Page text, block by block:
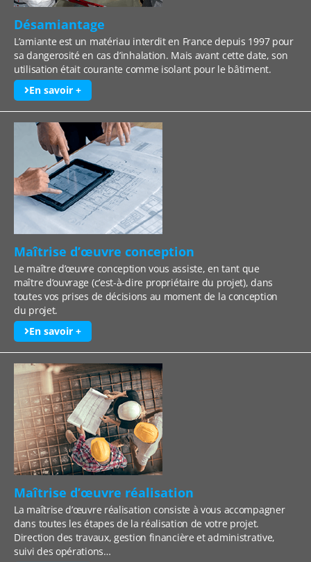
Désamiantage
L’amiante est un matériau interdit en France depuis 1997 pour
sa dangerosité en cas d’inhalation. Mais avant cette date, son
utilisation était courante comme isolant pour le bâtiment.
En savoir +
Maîtrise d’œuvre conception
Le maître d’œuvre conception vous assiste, en tant que
maître d’ouvrage (c’est-à-dire propriétaire du projet), dans
toutes vos prises de décisions au moment de la conception
du projet.
En savoir +
Maîtrise d’œuvre réalisation
La maîtrise d’œuvre réalisation consiste à vous accompagner
dans toutes les étapes de la réalisation de votre projet.
Direction des travaux, gestion financière et administrative,
suivi des opérations…